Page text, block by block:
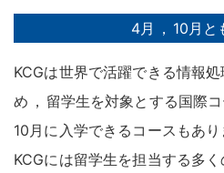
4月 ， 10月と
KCGは世界で活躍できる情報
め ， 留学生を対象とする国際
10月に入学できるコースもあり
KCGには留学生を担当する多